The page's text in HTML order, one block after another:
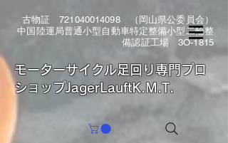
古物証 721040014098（岡山県公委員会）
中国陸運局普通小型自動車特定整備小型二輪整
備認証工場 3O-1815
​モーターサイクル足回り専門プロ
ショップJagerLauftK.M.T.